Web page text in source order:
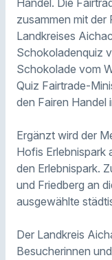
Handel. Die
zusammen mit der
Landkreises
Schokoladenquiz
Schokolade vom
Quiz Fairtrade-
den Fairen Handel
Ergänzt wird der
Hofis Erlebnispark
den Erlebnispark.
und Friedberg an
ausgewählte
Der Landkreis
Besucherinnen